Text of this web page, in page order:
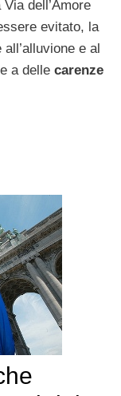
dell’Amore
evitato, la
e al
a delle carenze